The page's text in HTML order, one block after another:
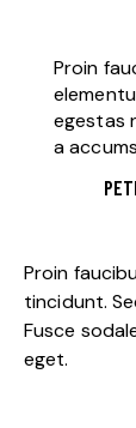
Proin
egestas
a
Proin
tincidunt.
Fusce
eget.